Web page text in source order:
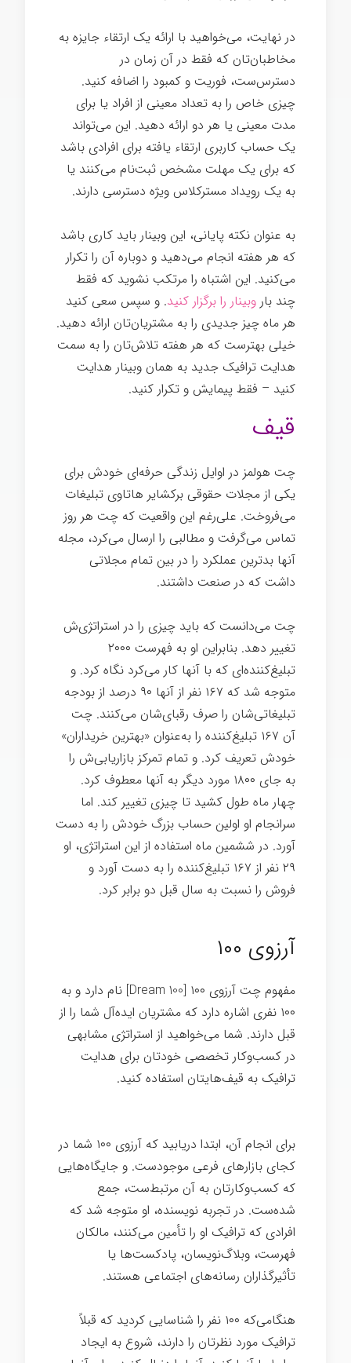
در نهایت، می‌خواهید با ارائه یک ارتقاء جایزه به
مخاطبان‌تان که فقط در آن زمان در
دسترس‌ست، فوریت و کمبود را اضافه کنید.
چیزی خاص را به تعداد معینی از افراد یا برای
مدت معینی یا هر دو ارائه دهید. این می‌تواند
یک حساب کاربری ارتقاء یافته برای افرادی باشد
که برای یک مهلت مشخص ثبت‌نام می‌کنند یا
به یک رویداد مسترکلاس ویژه دسترسی دارند.
به عنوان نکته پایانی، این وبینار باید کاری باشد
که هر هفته انجام می‌دهید و دوباره آن را تکرار
می‌کنید. این اشتباه را مرتکب نشوید که فقط
چند بار وبینار را برگزار کنيد. و سپس سعی کنید
هر ماه چیز جدیدی را به مشتریان‌تان ارائه دهید.
خیلی بهترست که هر هفته تلاش‌تان را به سمت
هدایت ترافیک جدید به همان وبینار هدایت
کنید – فقط پیمایش و تکرار کنید.
قیف
چت هولمز در اوایل زندگی حرفه‌ای خودش برای
یکی از مجلات حقوقی برکشایر هاتاوی تبلیغات
می‌فروخت. علی‌رغم این واقعیت که چت هر روز
تماس می‌گرفت و مطالبی را ارسال می‌کرد، مجله
آنها بدترین عملکرد را در بین تمام مجلاتی
داشت که در صنعت‌ داشتند.
چت می‌دانست که باید چیزی را در استراتژی‌ش
تغییر دهد. بنابراین او به فهرست ۲۰۰۰
تبلیغ‌کننده‌ای که با آنها کار می‌کرد نگاه کرد. و
متوجه شد که ۱۶۷ نفر از آنها ۹۰ درصد از بودجه
تبلیغاتی‌شان را صرف رقبای‌شان می‌کنند. چت
آن ۱۶۷ تبلیغ‌کننده را به‌عنوان «بهترین خریداران»
خودش تعریف کرد. و تمام تمرکز بازاریابی‌ش را
به جای ۱۸۰۰ مورد دیگر به آنها معطوف کرد.
چهار ماه طول کشید تا چیزی تغییر کند. اما
سرانجام او اولین حساب بزرگ خودش را به دست
آورد. در ششمین ماه استفاده از این استراتژی، او
۲۹ نفر از ۱۶۷ تبلیغ‌کننده را به دست آورد و
فروش را نسبت به سال قبل دو برابر کرد.
آرزوی ۱۰۰
مفهوم چت آرزوی ۱۰۰ [Dream 100] نام دارد و به
۱۰۰ نفری اشاره دارد که مشتریان ایده‌آل شما را از
قبل دارند. شما می‌خواهید از استراتژی مشابهی
در کسب‌وکار تخصصی خودتان برای هدایت
ترافیک به قیف‌هایتان استفاده کنید.
برای انجام آن، ابتدا دریابید که آرزوی ۱۰۰ شما در
کجای بازارهای فرعی موجودست. و جایگاه‌هایی
که کسب‌وکارتان به آن مرتبط‌ست، جمع
شده‌ست. در تجربه نویسنده، او متوجه شد که
افرادی که ترافیک او را تأمین می‌کنند، مالکان
فهرست، وبلاگ‌نویسان، پادکست‌ها یا
تأثیرگذاران رسانه‌های اجتماعی هستند.
هنگامی‌که ۱۰۰ نفر را شناسایی کردید که قبلاً
ترافیک مورد نظرتان را دارند، شروع به ایجاد